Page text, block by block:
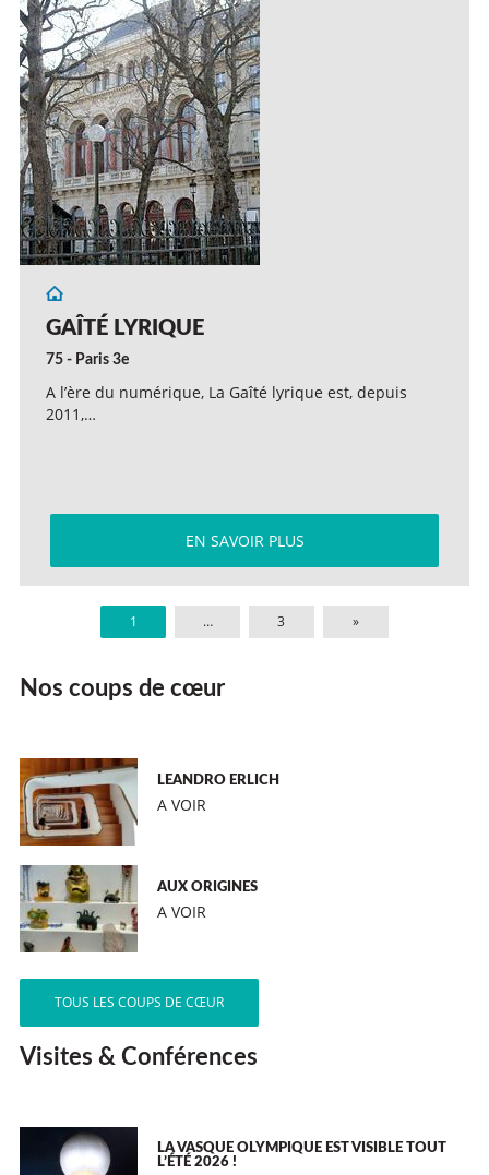
GAÎTÉ LYRIQUE
75 - Paris 3e
A l’ère du numérique, La Gaîté lyrique est, depuis
2011,…
EN SAVOIR PLUS
1 … 3 »
Nos coups de cœur
LEANDRO ERLICH
A VOIR
AUX ORIGINES
A VOIR
TOUS LES COUPS DE CŒUR
Visites & Conférences
LA VASQUE OLYMPIQUE EST VISIBLE TOUT
L’ÉTÉ 2026 !